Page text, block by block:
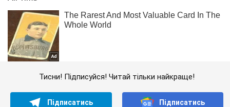
Тисни! Підписуйся! Читай тільки найкраще!
Підписатись Підписатись